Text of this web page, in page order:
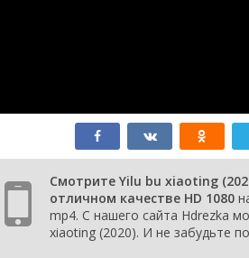
Смотрите Yilu bu xiaoting
отличном качестве HD 1080
mp4. С нашего сайта Hdrezka
xiaoting (2020). И не забудьте